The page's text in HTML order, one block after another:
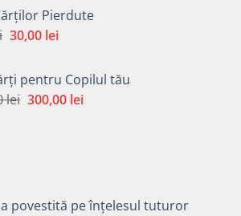
fost:
65,00 lei.
30,00 lei.
Pierdute
Prețul
fost:
65,00 lei.
30,00 leiPrețul
30,00 lei.
pentru Copilul tău
lei Prețul
300,00 leiPrețul
povestită pe înțelesul tuturor